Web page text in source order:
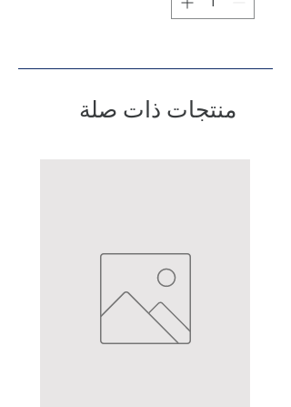
منتجات ذات صلة